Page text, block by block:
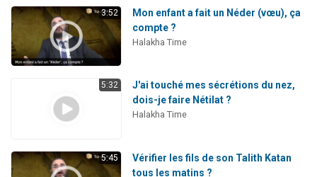
3:52
Mon enfant a fait un Néder (vœu), ça
compte ?
Halakha Time
5:32
J'ai touché mes sécrétions du nez,
dois-je faire Nétilat ?
Halakha Time
5:45
Vérifier les fils de son Talith Katan
tous les matins ?